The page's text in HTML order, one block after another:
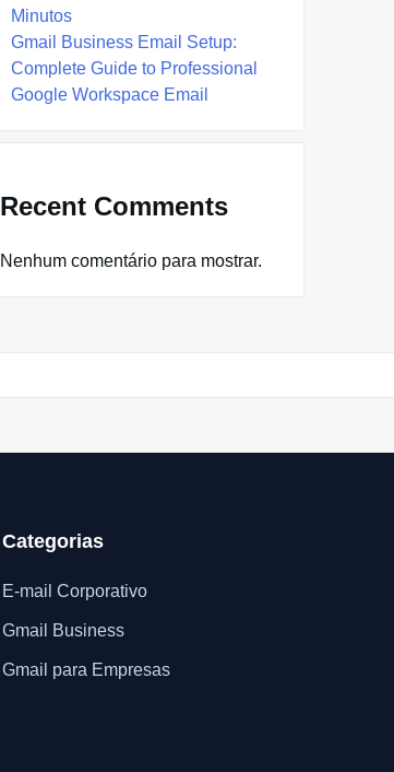
Minutos
Gmail Business Email Setup:
Complete Guide to Professional
Google Workspace Email
Recent Comments
Nenhum comentário para mostrar.
Categorias
E-mail Corporativo
Gmail Business
Gmail para Empresas